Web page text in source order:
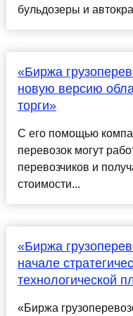
бульдозеры и
«Биржа
новую версию
торги»
С его помощью
перевозок могут
перевозчиков и
стоимости...
«Биржа
начале
технологической
«Биржа